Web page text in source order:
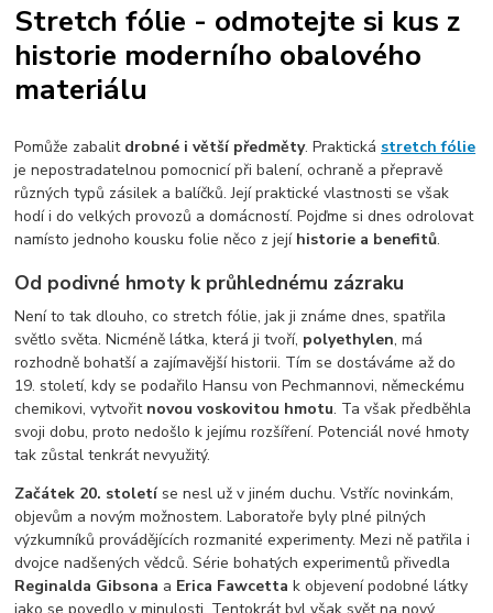
Stretch fólie - odmotejte si kus z
historie moderního obalového
materiálu
Pomůže zabalit drobné i větší předměty. Praktická stretch fólie
je nepostradatelnou pomocnicí při balení, ochraně a přepravě
různých typů zásilek a balíčků. Její praktické vlastnosti se však
hodí i do velkých provozů a domácností. Pojďme si dnes odrolovat
namísto jednoho kousku folie něco z její historie a benefitů.
Od podivné hmoty k průhlednému zázraku
Není to tak dlouho, co stretch fólie, jak ji známe dnes, spatřila
světlo světa. Nicméně látka, která ji tvoří, polyethylen, má
rozhodně bohatší a zajímavější historii. Tím se dostáváme až do
19. století, kdy se podařilo Hansu von Pechmannovi, německému
chemikovi, vytvořit novou voskovitou hmotu. Ta však předběhla
svoji dobu, proto nedošlo k jejímu rozšíření. Potenciál nové hmoty
tak zůstal tenkrát nevyužitý.
Začátek 20. stoletíse nesl už v jiném duchu. Vstříc novinkám,
objevům a novým možnostem. Laboratoře byly plné pilných
výzkumníků provádějících rozmanité experimenty. Mezi ně patřila i
dvojce nadšených vědců. Série bohatých experimentů přivedla
Reginalda Gibsona a Erica Fawcetta k objevení podobné látky
jako se povedlo v minulosti. Tentokrát byl však svět na nový